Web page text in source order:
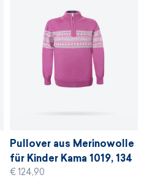
Pullover aus Merinowolle
für Kinder Kama 1019, 134
- rosa
€ 124,90